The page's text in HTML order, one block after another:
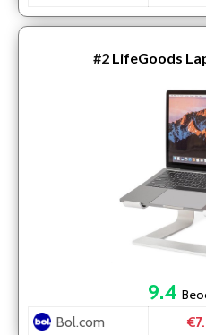
#2 LifeGoods
9.4
Bol.com